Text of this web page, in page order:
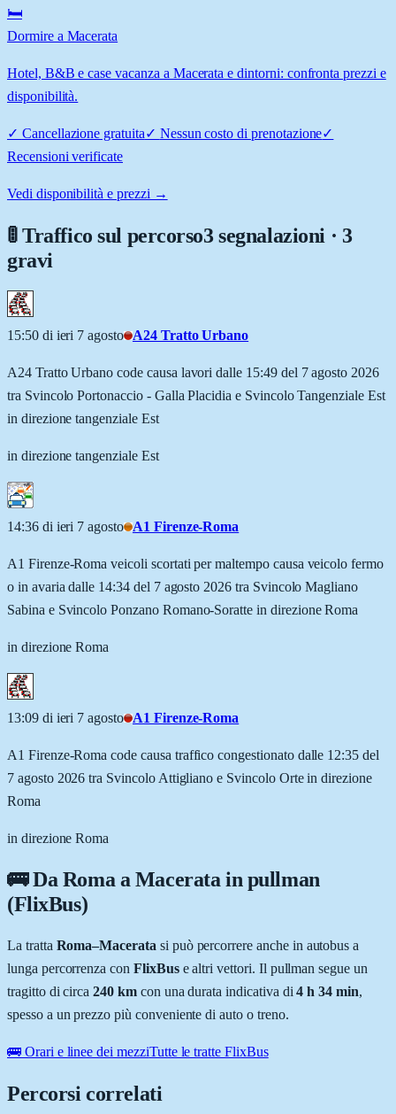
🛏️
Dormire a Macerata
Hotel, B&B e case vacanza a Macerata e dintorni: confronta prezzi e
disponibilità.
✓ Cancellazione gratuita✓ Nessun costo di prenotazione✓
Recensioni verificate
Vedi disponibilità e prezzi →
🚦 Traffico sul percorso3 segnalazioni · 3
gravi
15:50 di ieri 7 agosto A24 Tratto Urbano
A24 Tratto Urbano code causa lavori dalle 15:49 del 7 agosto 2026
tra Svincolo Portonaccio - Galla Placidia e Svincolo Tangenziale Est
in direzione tangenziale Est
in direzione tangenziale Est
14:36 di ieri 7 agosto A1 Firenze-Roma
A1 Firenze-Roma veicoli scortati per maltempo causa veicolo fermo
o in avaria dalle 14:34 del 7 agosto 2026 tra Svincolo Magliano
Sabina e Svincolo Ponzano Romano-Soratte in direzione Roma
in direzione Roma
13:09 di ieri 7 agosto A1 Firenze-Roma
A1 Firenze-Roma code causa traffico congestionato dalle 12:35 del
7 agosto 2026 tra Svincolo Attigliano e Svincolo Orte in direzione
Roma
in direzione Roma
🚌 DaRomaaMaceratain pullman
(FlixBus)
La tratta Roma–Macerata si può percorrere anche in autobus a
lunga percorrenza con FlixBuse altri vettori. Il pullman segue un
tragitto di circa 240 kmcon una durata indicativa di 4 h 34 min,
spesso a un prezzo più conveniente di auto o treno.
🚌 Orari e linee dei mezziTutte le tratte FlixBus
Percorsi correlati